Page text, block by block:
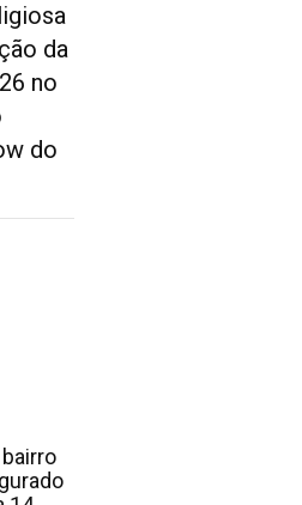
da
no
do